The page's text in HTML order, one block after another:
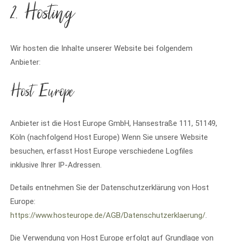
2. Hosting
Wir hosten die Inhalte unserer Website bei folgendem
Anbieter:
Host Europe
Anbieter ist die Host Europe GmbH, Hansestraße 111, 51149,
Köln (nachfolgend Host Europe) Wenn Sie unsere Website
besuchen, erfasst Host Europe verschiedene Logfiles
inklusive Ihrer IP-Adressen.
Details entnehmen Sie der Datenschutzerklärung von Host
Europe:
https://www.hosteurope.de/AGB/Datenschutzerklaerung/.
Die Verwendung von Host Europe erfolgt auf Grundlage von